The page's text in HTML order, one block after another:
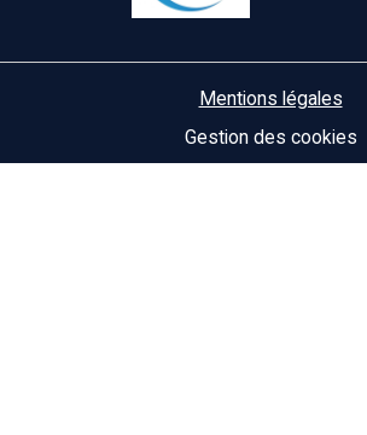
Mentions légales
Gestion des cookies